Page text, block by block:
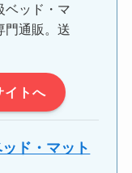
ベッド・マ
門通販。送
イトへ
ド・マット